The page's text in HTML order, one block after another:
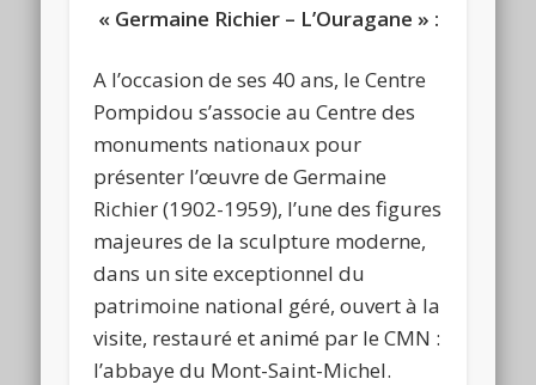
« Germaine Richier – L’Ouragane » :
A l’occasion de ses 40 ans, le Centre
Pompidou s’associe au Centre des
monuments nationaux pour
présenter l’œuvre de Germaine
Richier (1902-1959), l’une des figures
majeures de la sculpture moderne,
dans un site exceptionnel du
patrimoine national géré, ouvert à la
visite, restauré et animé par le CMN :
l’abbaye du Mont-Saint-Michel.